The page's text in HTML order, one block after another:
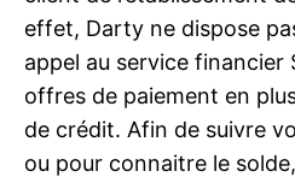
effet, Darty ne dispose
appel au service financier
offres de paiement en
de crédit. Afin de suivre
ou pour connaitre le